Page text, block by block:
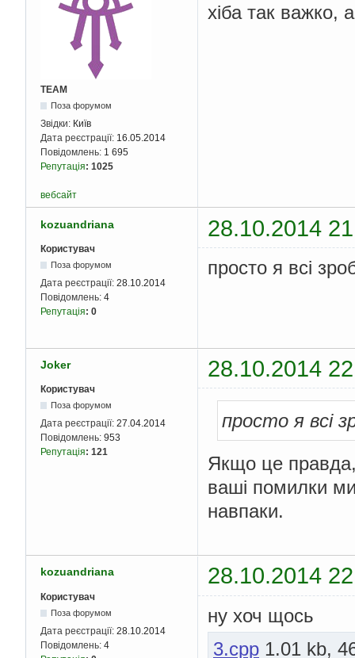
TEAM
Поза форумом
Звідки: Київ
Дата реєстрації: 16.05.2014
Повідомлень: 1 695
Репутація: 1025
хіба так важко,
вебсайт
kozuandriana 28.10.2014
Користувач
Поза форумом
Дата реєстрації: 28.10.2014
Повідомлень: 4
Репутація: 0
просто я всі
Joker 28.10.2014
Користувач
Поза форумом
Дата реєстрації: 27.04.2014
Повідомлень: 953
Репутація: 121
просто я всі
Якщо це правда,
ваші помилки
навпаки.
kozuandriana 28.10.2014
Користувач
Поза форумом
Дата реєстрації: 28.10.2014
Повідомлень: 4
ну хоч щось
3.cpp 1.01 kb,